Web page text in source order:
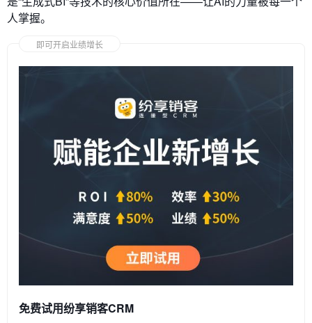
人掌握。
即可开启业绩增长
免费试用纷享销客CRM